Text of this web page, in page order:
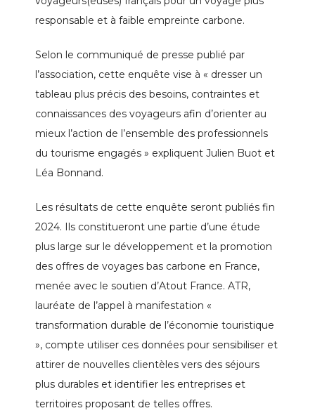
responsable et à faible empreinte carbone.
Selon le communiqué de presse publié par
l’association, cette enquête vise à « dresser un
tableau plus précis des besoins, contraintes et
connaissances des voyageurs afin d’orienter au
mieux l’action de l’ensemble des professionnels
du tourisme engagés » expliquent Julien Buot et
Léa Bonnand.
Les résultats de cette enquête seront publiés fin
2024. Ils constitueront une partie d’une étude
plus large sur le développement et la promotion
des offres de voyages bas carbone en France,
menée avec le soutien d’Atout France. ATR,
lauréate de l’appel à manifestation «
transformation durable de l’économie touristique
», compte utiliser ces données pour sensibiliser et
attirer de nouvelles clientèles vers des séjours
plus durables et identifier les entreprises et
territoires proposant de telles offres.